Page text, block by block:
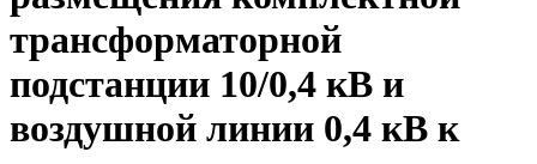
трансформаторной
подстанции 10/0,4 кВ и
воздушной линии 0,4 кВ к